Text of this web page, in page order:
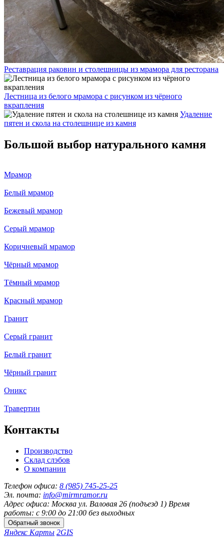
Реставрация раковин и столешницы из мрамора для ресторана
Лестница из белого мрамора с рисунком из чёрного
вкрапления
Удаление
пятен и скола на столешнице из камня
Большой выбор натурального камня
Мрамор
Белый мрамор
Бежевый мрамор
Серый мрамор
Коричневый мрамор
Чёрный мрамор
Тёмный мрамор
Красный мрамор
Гранит
Серый гранит
Белый гранит
Чёрный гранит
Оникс
Травертин
Контакты
Производство
Склад слэбов
О компании
Телефон офиса: 8 (985) 745-25-25
Эл. почта: info@mirmramor.ru
Адрес офиса: Москва ул. Валовая 26 (подъезд 1) Время
работы: с 9:00 до 21:00 без выходных
Яндекс Карты 2GIS